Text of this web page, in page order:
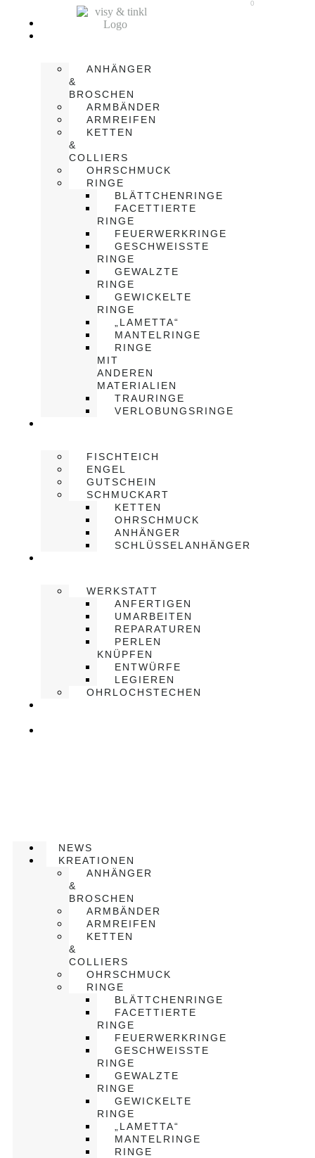
ANHÄNGER
&
BROSCHEN
ARMBÄNDER
ARMREIFEN
KETTEN
&
COLLIERS
OHRSCHMUCK
RINGE
BLÄTTCHENRINGE
FACETTIERTE
RINGE
FEUERWERKRINGE
GESCHWEISSTE R
INGE
GEWALZTE
RINGE
GEWICKELTE
RINGE
„LAMETTA“
MANTELRINGE
RINGE
MIT
ANDEREN
MATERIALIEN
TRAURINGE
VERLOBUNGSRINGE
FISCHTEICH
ENGEL
GUTSCHEIN
SCHMUCKART
KETTEN
OHRSCHMUCK
ANHÄNGER
SCHLÜSSELANHÄNGER
WERKSTATT
ANFERTIGEN
UMARBEITEN
REPARATUREN
PERLEN
KNÜPFEN
ENTWÜRFE
LEGIEREN
OHRLOCHSTECHEN
NEWS
KREATIONEN
ANHÄNGER
&
BROSCHEN
ARMBÄNDER
ARMREIFEN
KETTEN
&
COLLIERS
OHRSCHMUCK
RINGE
BLÄTTCHENRINGE
FACETTIERTE
RINGE
FEUERWERKRINGE
GESCHWEISSTE R
INGE
GEWALZTE
RINGE
GEWICKELTE
RINGE
„LAMETTA“
MANTELRINGE
RINGE
0